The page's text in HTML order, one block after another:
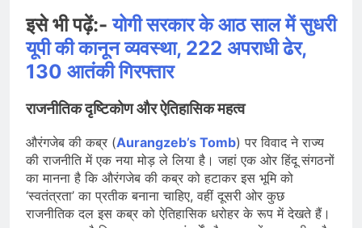
इसे भी पढ़ें:-योगी सरकार के आठ साल में सुधरी
यूपी की कानून व्यवस्था, 222 अपराधी ढेर,
130 आतंकी गिरफ्तार
राजनीतिक दृष्टिकोण और ऐतिहासिक महत्व
औरंगजेब की कब्र (Aurangzeb’s Tomb) पर विवाद ने राज्य
की राजनीति में एक नया मोड़ ले लिया है। जहां एक ओर हिंदू संगठनों
का मानना है कि औरंगजेब की कब्र को हटाकर इस भूमि को
‘स्वतंत्रता’ का प्रतीक बनाना चाहिए, वहीं दूसरी ओर कुछ
राजनीतिक दल इस कब्र को ऐतिहासिक धरोहर के रूप में देखते हैं।